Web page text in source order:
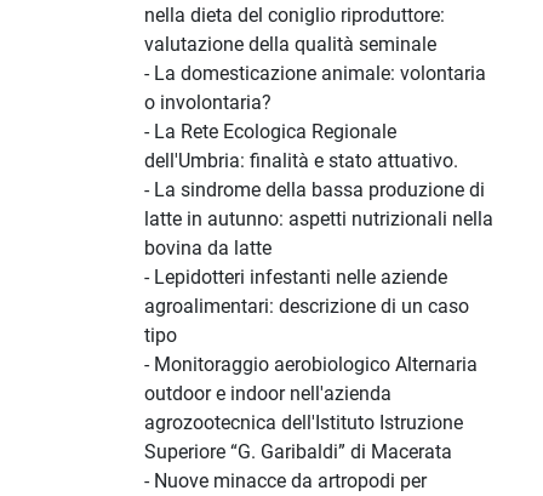
nella dieta del coniglio riproduttore:
valutazione della qualità seminale
- La domesticazione animale: volontaria
o involontaria?
- La Rete Ecologica Regionale
dell'Umbria: finalità e stato attuativo.
- La sindrome della bassa produzione di
latte in autunno: aspetti nutrizionali nella
bovina da latte
- Lepidotteri infestanti nelle aziende
agroalimentari: descrizione di un caso
tipo
- Monitoraggio aerobiologico Alternaria
outdoor e indoor nell'azienda
agrozootecnica dell'Istituto Istruzione
Superiore “G. Garibaldi” di Macerata
- Nuove minacce da artropodi per